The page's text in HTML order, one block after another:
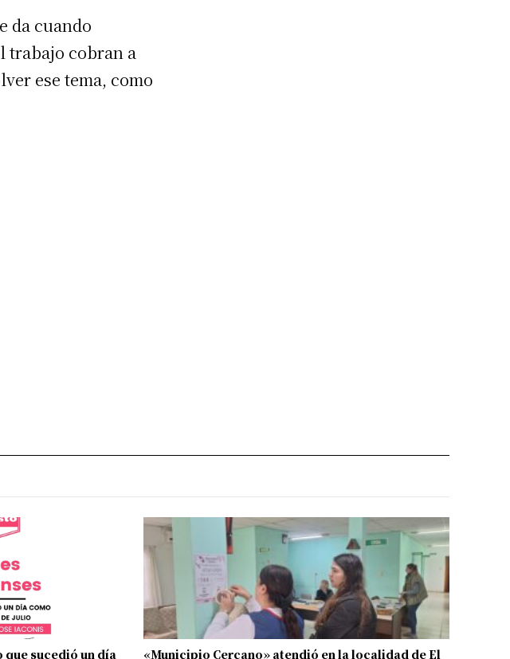
da cuando
trabajo cobran a
ese tema, como
que sucedió un día «Municipio Cercano» atendió en la localidad de El